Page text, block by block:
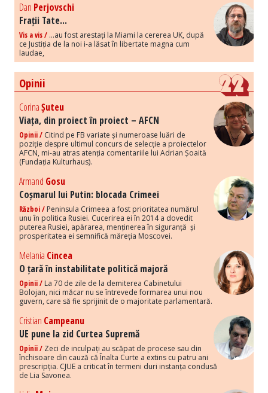
Dan Perjovschi
Frații Tate...
Vis a vis / ...au fost arestați la Miami la cererea UK, după
ce Justiția de la noi i-a lăsat în libertate magna cum
laudae,
Opinii
CorinaȘuteu
Viața, din proiect în proiect – AFCN
Opinii / Citind pe FB variate și numeroase luări de
poziție despre ultimul concurs de selecție a proiectelor
AFCN, mi-au atras atenția comentariile lui Adrian Șoaită
(Fundația Kulturhaus).
Armand Gosu
Coșmarul lui Putin: blocada Crimeei
Război / Peninsula Crimeea a fost prioritatea numărul
unu în politica Rusiei. Cucerirea ei în 2014 a dovedit
puterea Rusiei, apărarea, menținerea în siguranță și
prosperitatea ei semnifică măreția Moscovei.
Melania Cincea
O țară în instabilitate politică majoră
Opinii / La 70 de zile de la demiterea Cabinetului
Bolojan, nici măcar nu se întrevede formarea unui nou
guvern, care să fie sprijinit de o majoritate parlamentară.
Cristian Campeanu
UE pune la zid Curtea Supremă
Opinii / Zeci de inculpați au scăpat de procese sau din
închisoare din cauză că Înalta Curte a extins cu patru ani
prescripția. CJUE a criticat în termeni duri instanța condusă
de Lia Savonea.